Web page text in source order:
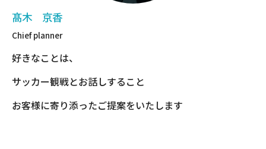
髙木 京香
Chief planner
好きなことは、
サッカー観戦とお話しすること
お客様に寄り添ったご提案をいたします